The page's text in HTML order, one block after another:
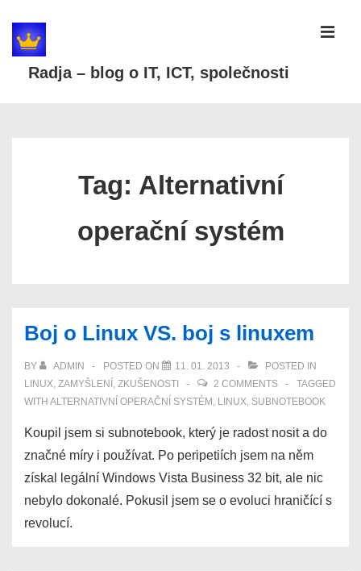
Skip
Radja – blog o IT, ICT, společnosti
Tag: Alternativní
operační systém
Boj o Linux VS. boj s linuxem
BY ADMIN POSTED ON 11. 01. 2013
POSTED IN
LINUX, ZAMYŠLENÍ , ZKUŠENOSTI 2 COMMENTS
TAGGED
WITH ALTERNATIVNÍ OPERAČNÍ SYSTÉM , LINUX, SUBNOTEBOOK
Koupil jsem si subnotebook, který je radost nosit a do
značné míry i používat. Po peripetiích jsem na něm
získal legální Windows Vista Business 32 bit, ale nic
nebylo dokonalé. Pokusil jsem se o evoluci hraničící s
revolucí.